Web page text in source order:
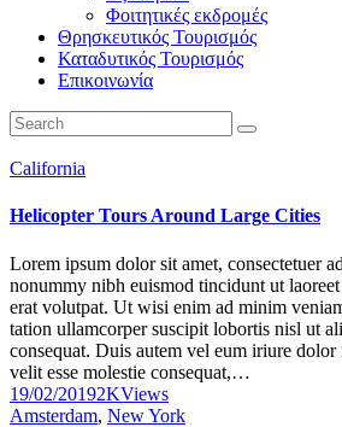
Φοιτητικές εκδρομές
Θρησκευτικός Τουρισμός
Καταδυτικός Τουρισμός
Επικοινωνία
California
Helicopter Tours Around Large Cities
Lorem ipsum dolor sit amet, consectetuer
nonummy nibh euismod tincidunt ut
erat volutpat. Ut wisi enim ad minim
tation ullamcorper suscipit lobortis nisl ut
consequat. Duis autem vel eum iriure
velit esse molestie consequat,…
19/02/20192KViews
Amsterdam, New York